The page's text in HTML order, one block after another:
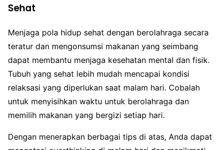
Sehat
Menjaga pola hidup sehat dengan berolahraga secara
teratur dan mengonsumsi makanan yang seimbang
dapat membantu menjaga kesehatan mental dan fisik.
Tubuh yang sehat lebih mudah mencapai kondisi
relaksasi yang diperlukan saat malam hari. Cobalah
untuk menyisihkan waktu untuk berolahraga dan
memilih makanan yang bergizi setiap hari.
Dengan menerapkan berbagai tips di atas, Anda dapat